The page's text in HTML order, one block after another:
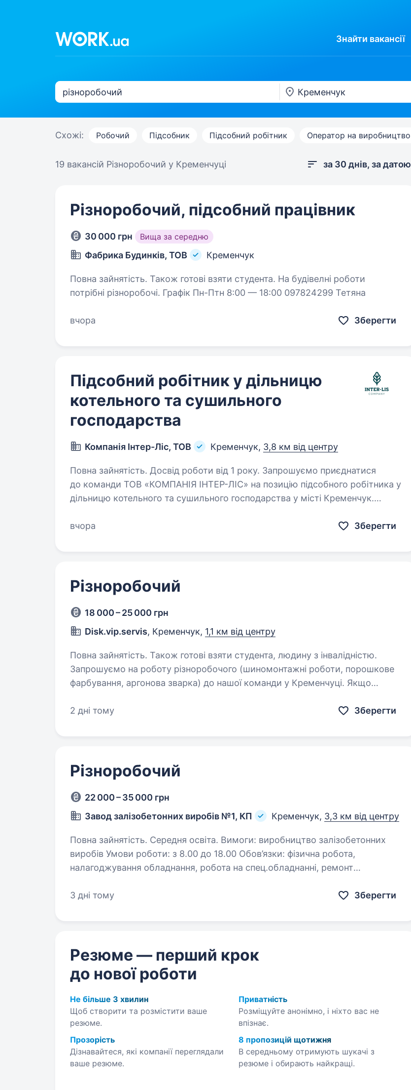
Знайти вакансії
Схожі: Робочий Підсобник Підсобний робітник Оператор на виробництво
19 вакансій Різноробочий у Кременчуці за 30 днів, за датою
Різноробочий, підсобний працівник
30 000 грн Вища за середню
Фабрика Будинків, ТОВ Кременчук
Повна зайнятість. Також готові взяти студента. На будівелні роботи
потрібні різноробочі. Графік Пн-Птн 8:00 — 18:00 097824299 Тетяна
вчора Зберегти
Підсобний робітник у дільницю
котельного та сушильного
господарства
Компанія Інтер-Ліс, ТОВ Кременчук, 3,8 км від центру
Повна зайнятість. Досвід роботи від 1 року. Запрошуємо приєднатися
до команди ТОВ «КОМПАНІЯ ІНТЕР-ЛІС» на позицію підсобного робітника у
дільницю котельного та сушильного господарства у місті Кременчук.
вчора
Зберегти
Різноробочий
18 000 – 25 000 грн
Disk.vip.servis, Кременчук, 1,1 км від центру
Повна зайнятість. Також готові взяти студента, людину з інвалідністю.
Запрошуємо на роботу різноробочого (шиномонтажні роботи, порошкове
фарбування, аргонова зварка) до нашої команди у Кременчуці. Якщо
та розвиватися —…
2 дні тому Зберегти
Різноробочий
22 000 – 35 000 грн
Завод залізобетонних виробів №1, КП
Кременчук, 3,3 км від центру
Повна зайнятість. Середня освіта. Вимоги: виробництво залізобетонних
виробів Умови роботи: з 8.00 до 18.00 Обов’язки: фізична робота,
налагоджування обладнання, робота на спец.обладнанні, ремонт
3 дні тому
Зберегти
Резюме — перший крок
до нової роботи
Не більше 3 хвилин
Щоб створити та розмістити ваше
резюме.
Приватність
Розміщуйте анонімно, і ніхто вас не
впізнає.
Прозорість
Дізнавайтеся, які компанії переглядали
ваше резюме.
8 пропозицій щотижня
В середньому отримують шукачі з
резюме і обирають найкращі.